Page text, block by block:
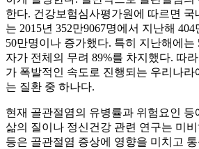
한다. 건강보험심사평가원에 따르면
는 2015년 352만9067명에서 지난해
50만명이나 증가했다. 특히 지난해에는
자가 전체의 무려 89%를 차지했다. 따
가 폭발적인 속도로 진행되는 우리나
는 질환 중 하나다.
현재 골관절염의 유병률과 위험요인 등
삶의 질이나 정신건강 관련 연구는 미
등은 골관절염 증상에 영향을 미치고